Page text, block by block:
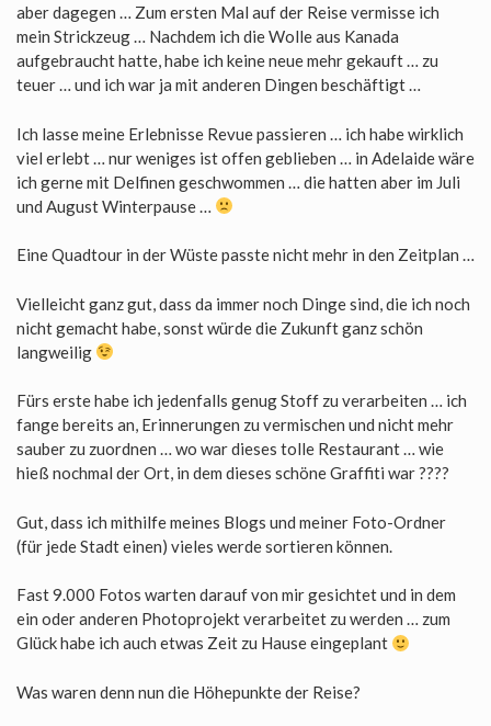
aber dagegen … Zum ersten Mal auf der Reise vermisse ich
mein Strickzeug … Nachdem ich die Wolle aus Kanada
aufgebraucht hatte, habe ich keine neue mehr gekauft … zu
teuer … und ich war ja mit anderen Dingen beschäftigt …
Ich lasse meine Erlebnisse Revue passieren … ich habe wirklich
viel erlebt … nur weniges ist offen geblieben … in Adelaide wäre
ich gerne mit Delfinen geschwommen … die hatten aber im Juli
und August Winterpause …
Eine Quadtour in der Wüste passte nicht mehr in den Zeitplan …
Vielleicht ganz gut, dass da immer noch Dinge sind, die ich noch
nicht gemacht habe, sonst würde die Zukunft ganz schön
langweilig
Fürs erste habe ich jedenfalls genug Stoff zu verarbeiten … ich
fange bereits an, Erinnerungen zu vermischen und nicht mehr
sauber zu zuordnen … wo war dieses tolle Restaurant … wie
hieß nochmal der Ort, in dem dieses schöne Graffiti war ????
Gut, dass ich mithilfe meines Blogs und meiner Foto-Ordner
(für jede Stadt einen) vieles werde sortieren können.
Fast 9.000 Fotos warten darauf von mir gesichtet und in dem
ein oder anderen Photoprojekt verarbeitet zu werden … zum
Glück habe ich auch etwas Zeit zu Hause eingeplant
Was waren denn nun die Höhepunkte der Reise?